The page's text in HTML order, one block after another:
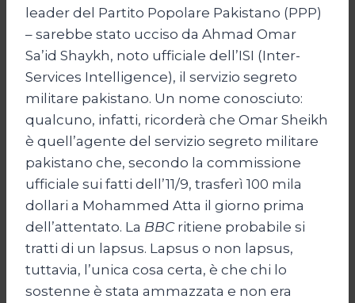
leader del Partito Popolare Pakistano (PPP)
– sarebbe stato ucciso da Ahmad Omar
Sa’id Shaykh, noto ufficiale dell’ISI (Inter-
Services Intelligence), il servizio segreto
militare pakistano. Un nome conosciuto:
qualcuno, infatti, ricorderà che Omar Sheikh
è quell’agente del servizio segreto militare
pakistano che, secondo la commissione
ufficiale sui fatti dell’11/9, trasferì 100 mila
dollari a Mohammed Atta il giorno prima
dell’attentato. La BBCritiene probabile si
tratti di un lapsus. Lapsus o non lapsus,
tuttavia, l’unica cosa certa, è che chi lo
sostenne è stata ammazzata e non era